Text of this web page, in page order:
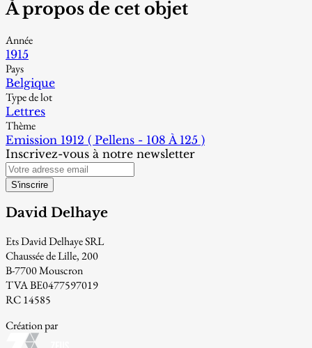
À propos de cet objet
Année
1915
Pays
Belgique
Type de lot
Lettres
Thème
Emission 1912 ( Pellens - 108 À 125 )
Inscrivez-vous à notre newsletter
S'inscrire
David Delhaye
Ets David Delhaye SRL
Chaussée de Lille, 200
B-7700 Mouscron
TVA BE0477597019
RC 14585
Création par